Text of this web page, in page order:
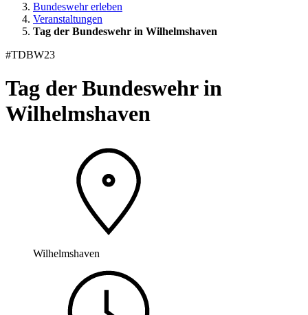
Bundeswehr erleben
Veranstaltungen
Tag der Bundeswehr in Wilhelmshaven
#TDBW23
Tag der Bundeswehr in
Wilhelmshaven
Wilhelmshaven